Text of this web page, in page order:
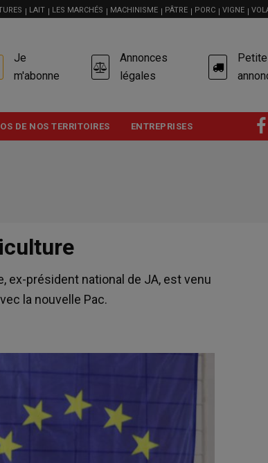
LAIT LES MARCHÉS MACHINISME PÂTRE PORC VIGNE
Je
m'abonne
Annonces
légales
DE NOS TERRITOIRES ENTREPRISES
ex-président national de JA, est venu
la nouvelle Pac.